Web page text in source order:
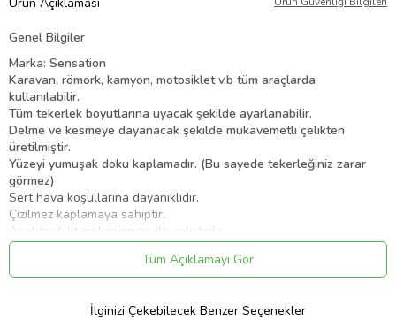
Genel Bilgiler
Marka: Sensation
Karavan, römork, kamyon, motosiklet v.b tüm araçlarda
kullanılabilir.
Tüm tekerlek boyutlarına uyacak şekilde ayarlanabilir.
Delme ve kesmeye dayanacak şekilde mukavemetli çelikten
üretilmiştir.
Yüzeyi yumuşak doku kaplamadır. (Bu sayede tekerleğiniz zarar
görmez)
Sert hava koşullarına dayanıklıdır.
Çizilmez kaplamaya sahiptir.
Anahtar kilit mekanizması ile çalıştırılır.
Tüm Açıklamayı Gör
İlginizi Çekebilecek Benzer Seçenekler